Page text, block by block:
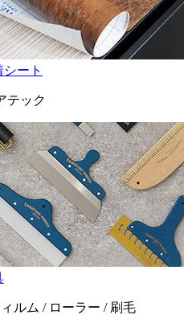
ート
テック
ルム / ローラー / 刷毛